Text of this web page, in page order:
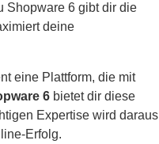
Shopware 6 gibt dir die
deine
eine Plattform, die mit
6 bietet dir diese
Expertise wird daraus
Erfolg.